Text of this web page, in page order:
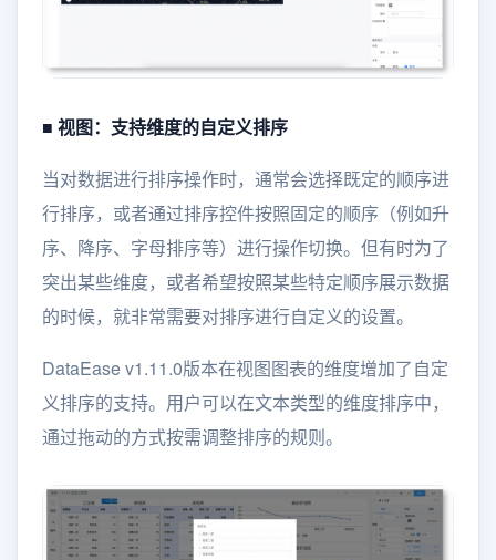
■ 视图：支持维度的自定义排序
当对数据进行排序操作时，通常会选择既定的顺序进
行排序，或者通过排序控件按照固定的顺序（例如升
序、降序、字母排序等）进行操作切换。但有时为了
突出某些维度，或者希望按照某些特定顺序展示数据
的时候，就非常需要对排序进行自定义的设置。
DataEase v1.11.0版本在视图图表的维度增加了自定
义排序的支持。用户可以在文本类型的维度排序中，
通过拖动的方式按需调整排序的规则。